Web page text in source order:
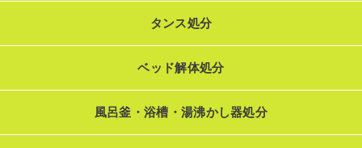
タンス処分
ベッド解体処分
風呂釜・浴槽・湯沸かし器処分